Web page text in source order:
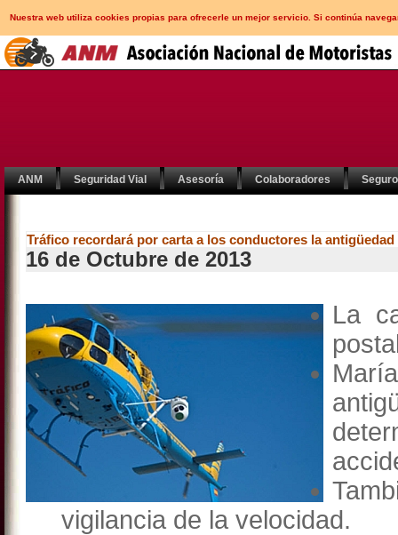
Nuestra web utiliza cookies propias para ofrecerle un mejor servicio. Si continúa
ANM Seguridad Vial Asesoría Colaboradores
Tráfico recordará por carta a los conductores la
16 de Octubre de 2013
La
vigilancia de la velocidad.